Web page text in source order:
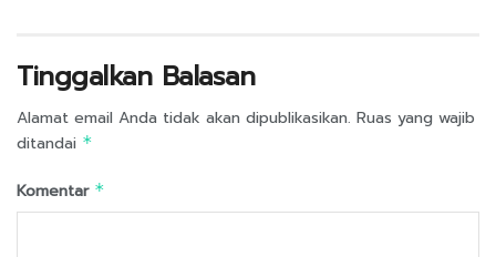
Tinggalkan Balasan
Alamat email Anda tidak akan dipublikasikan. Ruas yang wajib
ditandai *
Komentar *